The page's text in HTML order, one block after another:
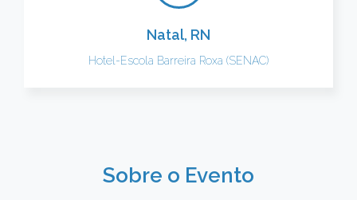
Natal, RN
Hotel-Escola Barreira Roxa (SENAC)
Sobre o Evento